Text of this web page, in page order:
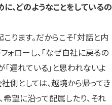
、どのようなことをしているの
ります。だからこそ「対話と内
ォローし、「なぜ自社に戻るの
「遅れている」と思われないよ
側としては、越境から帰ってき
希望に沿って配属したり、それ